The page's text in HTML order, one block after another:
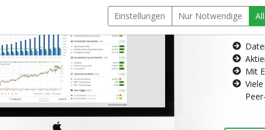
Die
Mit
Einstellungen Nur Notwendige